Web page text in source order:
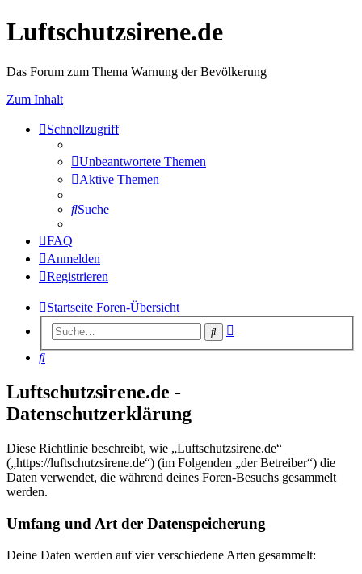
Luftschutzsirene.de
Das Forum zum Thema Warnung der Bevölkerung
Zum Inhalt
Schnellzugriff
Unbeantwortete Themen
Aktive Themen
Suche
FAQ
Anmelden
Registrieren
Startseite Foren-Übersicht
Suche
Suche
Luftschutzsirene.de -
Datenschutzerklärung
Diese Richtlinie beschreibt, wie „Luftschutzsirene.de“
(„https://luftschutzsirene.de“) (im Folgenden „der Betreiber“) die
Daten verwendet, die während deines Foren-Besuchs gesammelt
werden.
Umfang und Art der Datenspeicherung
Deine Daten werden auf vier verschiedene Arten gesammelt: